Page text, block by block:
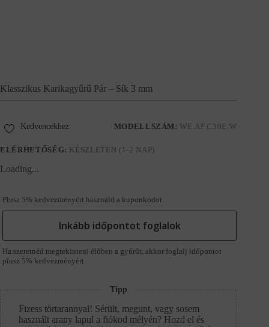
Klasszikus Karikagyűrű Pár – Sík 3 mm
MODELLSZÁM: WE.AF.C30E.W
ELÉRHETŐSÉG: KÉSZLETEN (1-2 NAP)
Kedvencekhez
Loading...
Plusz 5% kedvezményért használd a kuponkódot.
Inkább időpontot foglalok
Ha szeretnéd megtekinteni élőben a gyűrűt, akkor foglalj időpontot
plusz 5% kedvezményért.
Tipp
Fizess törtarannyal! Sérült, megunt, vagy sosem
használt arany lapul a fiókod mélyén? Hozd el és